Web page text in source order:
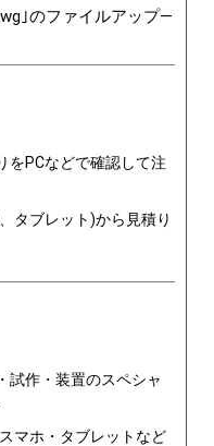
｣のファイルアップ―
をPCなどで確認して注
タブレット)から見積り
試作・装置のスペシャ
マホ・タブレットなど